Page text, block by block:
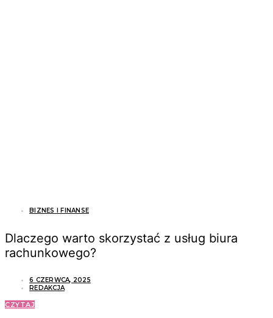
BIZNES I FINANSE
Dlaczego warto skorzystać z usług biura
rachunkowego?
6 CZERWCA, 2025
REDAKCJA
CZYTAJ